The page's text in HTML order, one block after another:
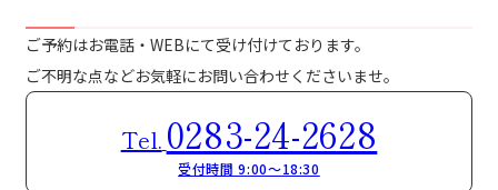
ご予約はお電話・WEBにて受け付けております。
ご不明な点などお気軽にお問い合わせくださいませ。
Tel. 0283-24-2628
受付時間 9:00～18:30